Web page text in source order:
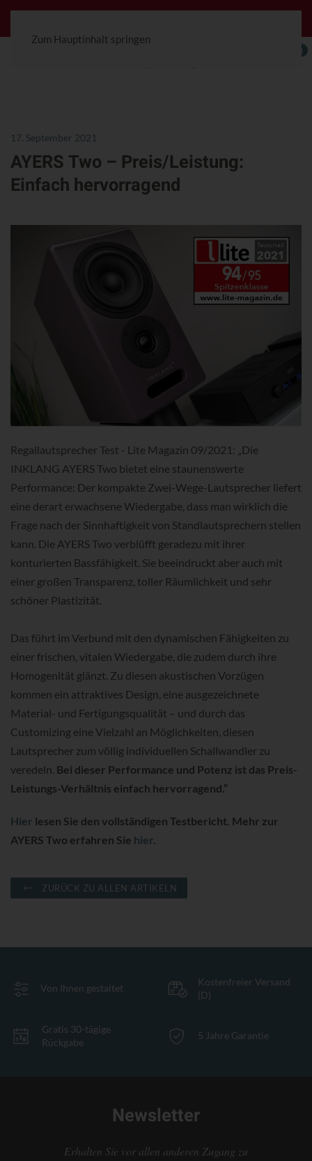
Zum Hauptinhalt springen
0
17. September 2021
AYERS Two – Preis/Leistung:
Einfach hervorragend
Regallautsprecher Test - Lite Magazin 09/2021: „Die
INKLANG AYERS Two bietet eine staunenswerte
Performance: Der kompakte Zwei-Wege-Lautsprecher liefert
eine derart erwachsene Wiedergabe, dass man wirklich die
Frage nach der Sinnhaftigkeit von Standlautsprechern stellen
kann. Die AYERS Two verblüfft geradezu mit ihrer
konturierten Bassfähigkeit. Sie beeindruckt aber auch mit
einer großen Transparenz, toller Räumlichkeit und sehr
schöner Plastizität.
Das führt im Verbund mit den dynamischen Fähigkeiten zu
einer frischen, vitalen Wiedergabe, die zudem durch ihre
Homogenität glänzt. Zu diesen akustischen Vorzügen
kommen ein attraktives Design, eine ausgezeichnete
Material- und Fertigungsqualität – und durch das
Customizing eine Vielzahl an Möglichkeiten, diesen
Lautsprecher zum völlig individuellen Schallwandler zu
veredeln. Bei dieser Performance und Potenz ist das Preis-
Leistungs-Verhältnis einfach hervorragend.“
Hier lesen Sie den vollständigen Testbericht. Mehr zur
AYERS Two erfahren Sie hier.
ZURÜCK ZU ALLEN ARTIKELN
Von Ihnen gestaltet
Kostenfreier Versand
(D)
Gratis 30-tägige
Rückgabe
5 Jahre Garantie
Newsletter
Erhalten Sie vor allen anderen Zugang zu